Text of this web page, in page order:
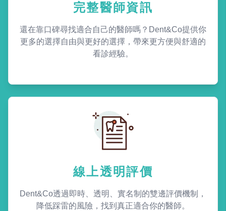
完整醫師資訊
還在靠口碑尋找適合自己的醫師嗎？Dent&Co提供你
更多的選擇自由與更好的選擇，帶來更方便與舒適的
看診經驗。
線上透明評價
Dent&Co透過即時、透明、實名制的雙邊評價機制，
降低踩雷的風險，找到真正適合你的醫師。